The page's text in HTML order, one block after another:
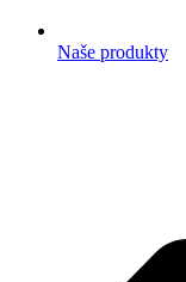
Naše produkty